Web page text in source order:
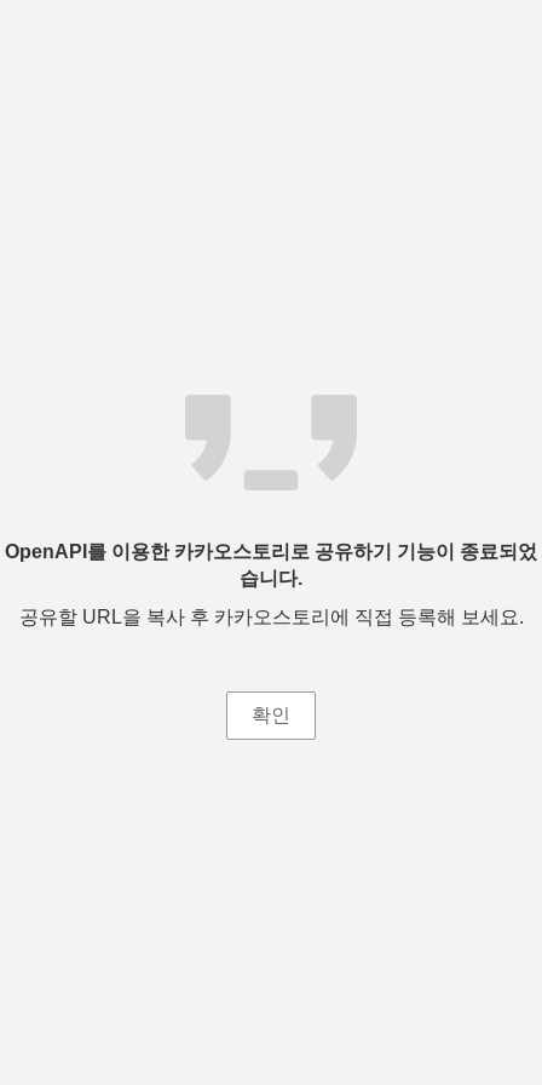
OpenAPI를 이용한 카카오스토리로 공유하기 기능이 종료되었
습니다.
공유할 URL을 복사 후 카카오스토리에 직접 등록해 보세요.
확인